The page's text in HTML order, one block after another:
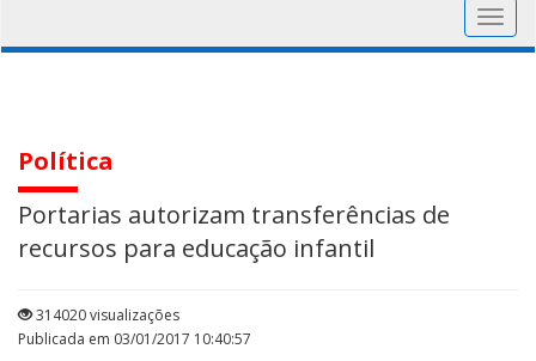
Política
Portarias autorizam transferências de
recursos para educação infantil
314020 visualizações
Publicada em 03/01/2017 10:40:57